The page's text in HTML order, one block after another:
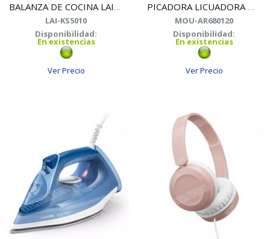
BALANZA DE COCINA LAICA KS5010 DISE??O UT.MADERA
LAI-KS5010
Disponibilidad:
En existencias
Ver Precio
PICADORA LICUADORA MOULINEX AR-680120
MOU-AR680120
Disponibilidad:
En existencias
Ver Precio